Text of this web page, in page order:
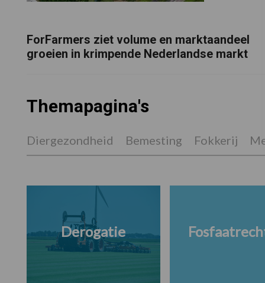
ForFarmers ziet volume en marktaandeel
groeien in krimpende Nederlandse markt
Themapagina's
Diergezondheid Bemesting Fokkerij
Derogatie